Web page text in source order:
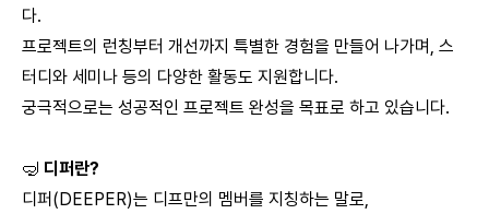
다.
프로젝트의 런칭부터 개선까지 특별한 경험을 만들어 나가며, 스
터디와 세미나 등의 다양한 활동도 지원합니다.
궁극적으로는 성공적인 프로젝트 완성을 목표로 하고 있습니다.
🤿 디퍼란?
디퍼(DEEPER)는 디프만의 멤버를 지칭하는 말로,